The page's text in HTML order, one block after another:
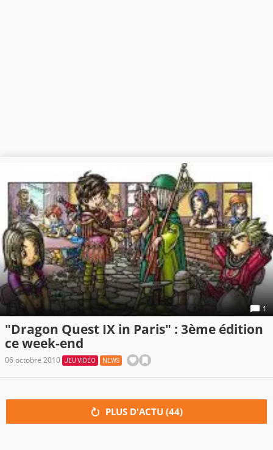
1
"Dragon Quest IX in Paris" : 3ème édition
ce week-end
06 octobre 2010 JEU VIDÉO NEWS
PLUS D'ACTU (44)